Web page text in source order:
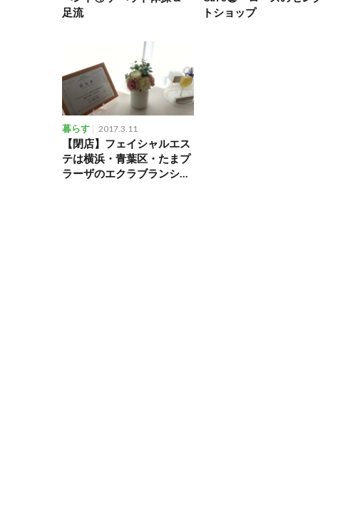
足流
トショップ
暮らす 2017.3.11
【閉店】フェイシャルエス
テは横浜・青葉区・たまプ
ラーザのエクラブランシュ